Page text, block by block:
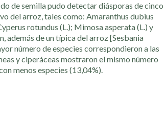
de semilla pudo detectar diásporas de cinco
del arroz, tales como: Amaranthus dubius
rotundus (L.); Mimosa asperata (L.) y
además de un típica del arroz [Sesbania
número de especies correspondieron a las
y ciperáceas mostraron el mismo número
menos especies (13,04%).